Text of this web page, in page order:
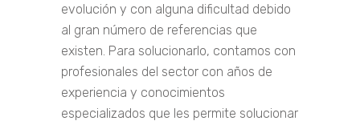
evolución y con alguna dificultad debido
al gran número de referencias que
existen. Para solucionarlo, contamos con
profesionales del sector con años de
experiencia y conocimientos
especializados que les permite solucionar